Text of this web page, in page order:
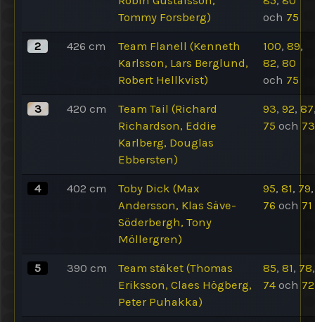
Tommy Forsberg)
och 75
2 426 cm
Team Flanell (Kenneth
Karlsson, Lars Berglund,
Robert Hellkvist)
100, 89,
82, 80
och 75
3 420 cm
Team Tail (Richard
Richardson, Eddie
Karlberg, Douglas
Ebbersten)
93, 92, 87
75 och 73
4 402 cm
Toby Dick (Max
Andersson, Klas Säve-
Söderbergh, Tony
Möllergren)
95, 81, 79,
76 och 71
5 390 cm
Team stäket (Thomas
Eriksson, Claes Högberg,
Peter Puhakka)
85, 81, 78,
74 och 72